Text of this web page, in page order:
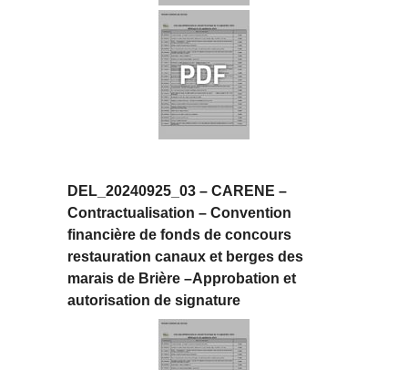
DEL_20240925_03 – CARENE –
Contractualisation – Convention
financière de fonds de concours
restauration canaux et berges des
marais de Brière –Approbation et
autorisation de signature